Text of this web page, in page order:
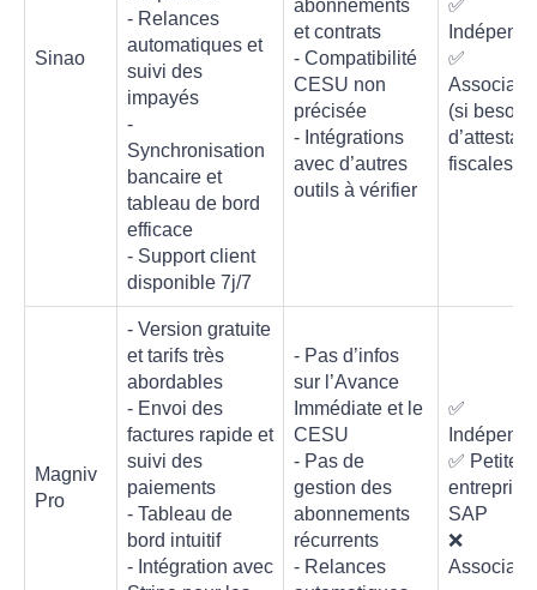
Sinao
- Relances
automatiques et
suivi des
impayés
-
Synchronisation
bancaire et
tableau de bord
efficace
- Support client
disponible 7j/7
abonnements
et contrats
- Compatibilité
CESU non
précisée
- Intégrations
avec d’autres
outils à vérifier
✅
✅
(si besoin
fiscales)
Magniv
Pro
- Version gratuite
et tarifs très
abordables
- Envoi des
factures rapide et
suivi des
paiements
- Tableau de
bord intuitif
- Intégration avec
- Pas d’infos
sur l’Avance
Immédiate et le
CESU
- Pas de
gestion des
abonnements
récurrents
- Relances
✅
✅ Petites
SAP
❌